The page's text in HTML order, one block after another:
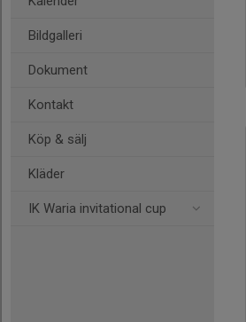
Bildgalleri
Dokument
Kontakt
Köp & sälj
Kläder
IK Waria invitational cup